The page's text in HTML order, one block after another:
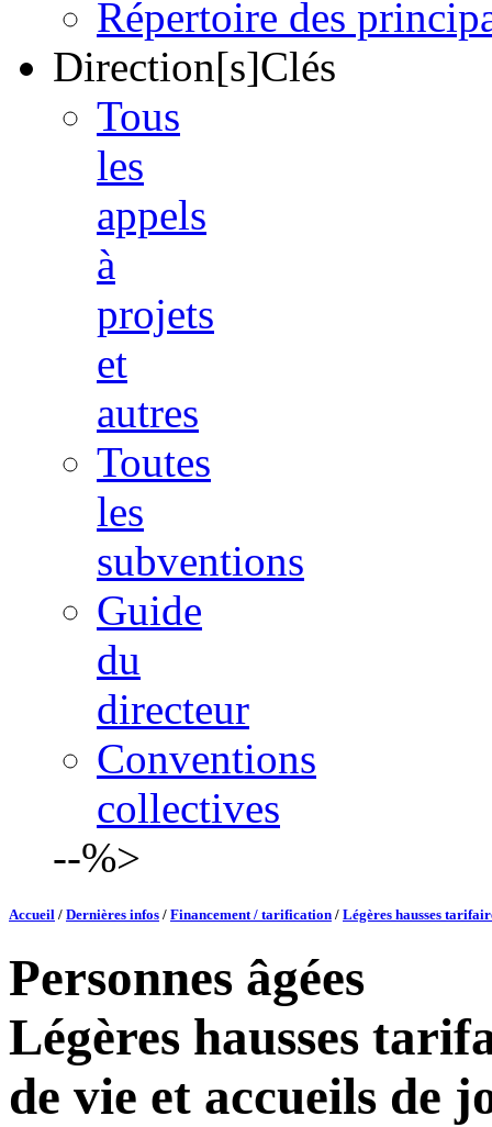
Répertoire des
Direction[s]Clés
Tous
les
appels
à
projets
et
autres
Toutes
les
subventions
Guide
du
directeur
Conventions
collectives
--%>
Accueil / Dernières infos / Financement / tarification / Légères hausses
Personnes âgées
Légères hausses
de vie et accueils de